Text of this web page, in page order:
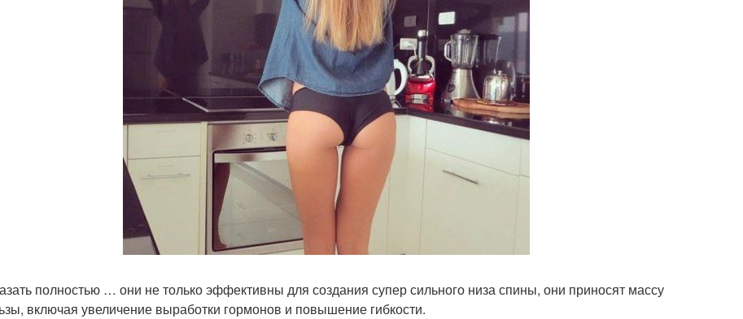
полностью … они не только эффективны для создания супер сильного низа спины, они приносят массу
включая увеличение выработки гормонов и повышение гибкости.